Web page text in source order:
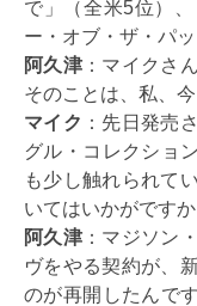
で」（全米5位）
ー・オブ・ザ・パ
阿久津 ：マイクさ
そのことは、私、
マイク ：先日発売
グル・コレクショ
も少し触れられて
いてはいかがですか
阿久津 ：マジソン
ヴをやる契約が、
のが再開したんで